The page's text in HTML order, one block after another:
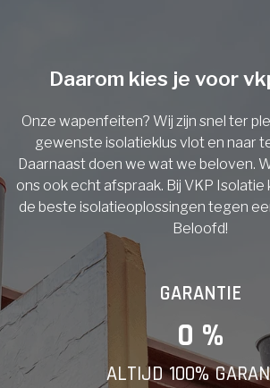
Daarom kies je voor
Onze wapenfeiten? Wij zijn snel ter
gewenste isolatieklus vlot en naar
Daarnaast doen we wat we beloven.
ons ook echt afspraak. Bij VKP
de beste isolatieoplossingen tegen
Beloofd!
GARANTIE
0 %
ALTIJD 100%